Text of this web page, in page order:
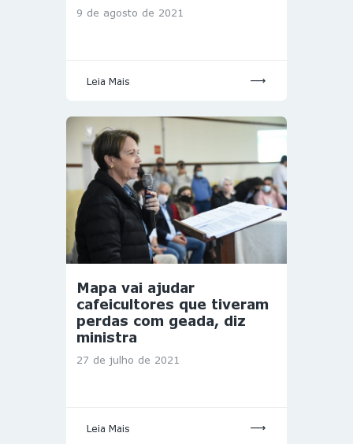
9 de agosto de 2021
Leia Mais
Mapa vai ajudar
cafeicultores que tiveram
perdas com geada, diz
ministra
27 de julho de 2021
Leia Mais